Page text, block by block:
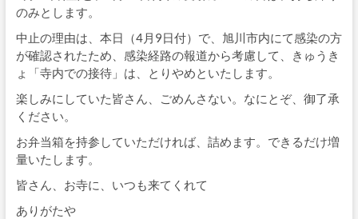
のみとします。
中止の理由は、本日（4月9日付）で、旭川市内にて感染の方
が確認されたため、感染経路の報道から考慮して、きゅうき
ょ「寺内での接待」は、とりやめといたします。
楽しみにしていた皆さん、ごめんさない。なにとぞ、御了承
ください。
お弁当箱を持参していただければ、詰めます。できるだけ増
量いたします。
皆さん、お寺に、いつも来てくれて
ありがたや